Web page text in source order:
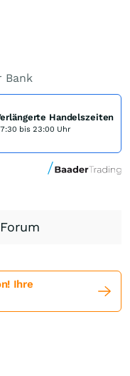
Bank
Handelszeiten
bis 23:00 Uhr
Ihre